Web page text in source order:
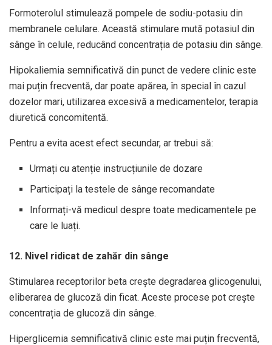
Formoterolul stimulează pompele de sodiu-potasiu din
membranele celulare. Această stimulare mută potasiul din
sânge în celule, reducând concentrația de potasiu din sânge.
Hipokaliemia semnificativă din punct de vedere clinic este
mai puțin frecventă, dar poate apărea, în special în cazul
dozelor mari, utilizarea excesivă a medicamentelor, terapia
diuretică concomitentă.
Pentru a evita acest efect secundar, ar trebui să:
Urmați cu atenție instrucțiunile de dozare
Participați la testele de sânge recomandate
Informați-vă medicul despre toate medicamentele pe
care le luați.
12. Nivel ridicat de zahăr din sânge
Stimularea receptorilor beta crește degradarea glicogenului,
eliberarea de glucoză din ficat. Aceste procese pot crește
concentrația de glucoză din sânge.
Hiperglicemia semnificativă clinic este mai puțin frecventă,